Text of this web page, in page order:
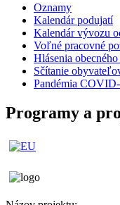
Oznamy
Kalendár podujatí
Kalendár vývozu
Voľné pracovné
Hlásenia
Sčítanie
Pandémia
Programy a